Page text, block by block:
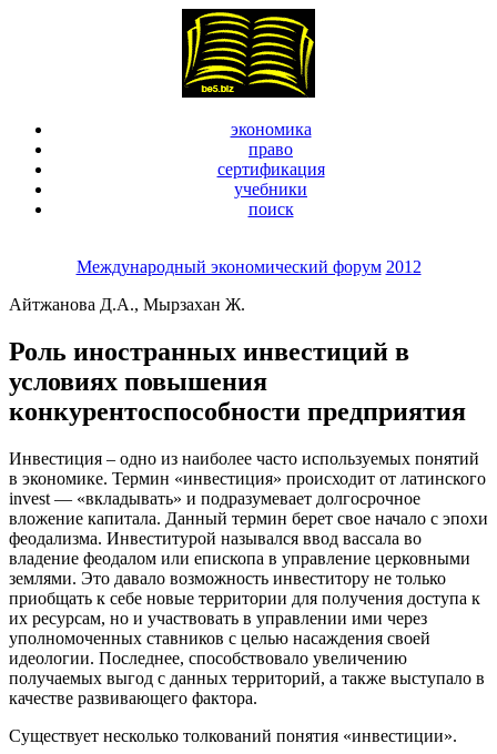
экономика
право
сертификация
учебники
поиск
Международный экономический форум 2012
Айтжанова Д.А., Мырзахан Ж.
Роль иностранных инвестиций в
условиях повышения
конкурентоспособности предприятия
Инвестиция – одно из наиболее часто используемых понятий
в экономике. Термин «инвестиция» происходит от латинского
invest — «вкладывать» и подразумевает долгосрочное
вложение капитала. Данный термин берет свое начало с эпохи
феодализма. Инвеститурой назывался ввод вассала во
владение феодалом или епископа в управление церковными
землями. Это давало возможность инвеститору не только
приобщать к себе новые территории для получения доступа к
их ресурсам, но и участвовать в управлении ими через
уполномоченных ставников с целью насаждения своей
идеологии. Последнее, способствовало увеличению
получаемых выгод с данных территорий, а также выступало в
качестве развивающего фактора.
Существует несколько толкований понятия «инвестиции».